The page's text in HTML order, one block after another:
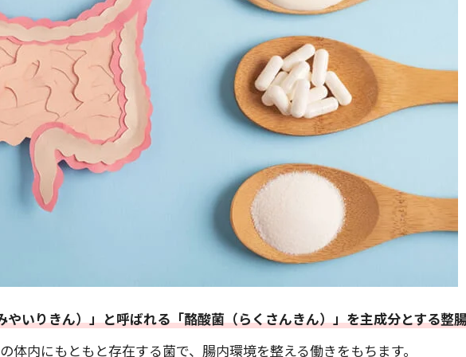
やいりきん）」と呼ばれる「酪酸菌（らくさんきん）」を主成分とする整
体内にもともと存在する菌で、腸内環境を整える働きをもちます。